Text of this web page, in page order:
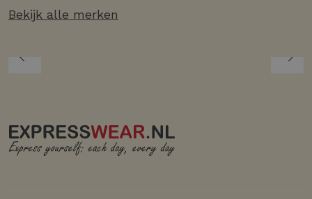
Bekijk alle merken